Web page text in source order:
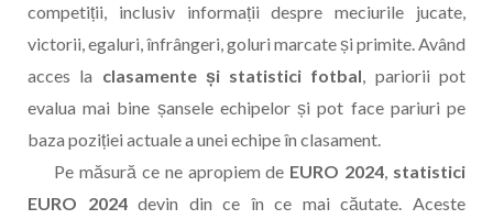
competiții, inclusiv informații despre meciurile jucate,
victorii, egaluri, înfrângeri, goluri marcate și primite. Având
acces la clasamente și statistici fotbal, pariorii pot
evalua mai bine șansele echipelor și pot face pariuri pe
baza poziției actuale a unei echipe în clasament.
Pe măsură ce ne apropiem de EURO 2024, statistici
EURO 2024devin din ce în ce mai căutate. Aceste